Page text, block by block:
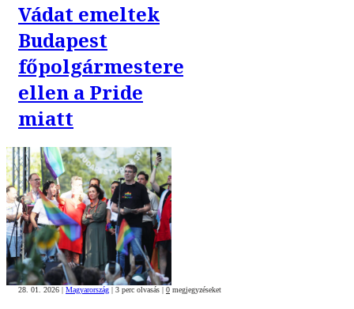
Vádat emeltek
Budapest
főpolgármestere
ellen a Pride
miatt
28. 01. 2026 | Magyarország | 3 perc olvasás | 0 megjegyzéseket